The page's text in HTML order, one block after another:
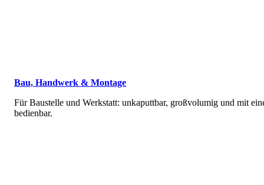
Bau, Handwerk & Montage
Für Baustelle und Werkstatt: unkaputtbar, großvolumig und mit
bedienbar.